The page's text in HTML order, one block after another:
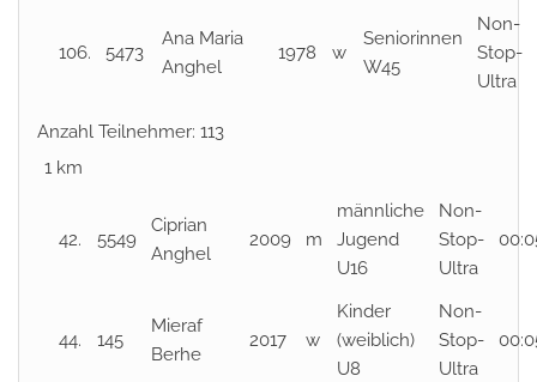
106. 5473
Ana Maria
Anghel
1978 w
Seniorinnen
W45
Non-
Stop-
Ultra
Anzahl Teilnehmer: 113
1 km
42. 5549
Ciprian
Anghel
2009 m
männliche
Jugend
U16
Non-
Stop-
Ultra
44. 145
Mieraf
Berhe
2017 w
Kinder
(weiblich)
U8
Non-
Stop-
Ultra